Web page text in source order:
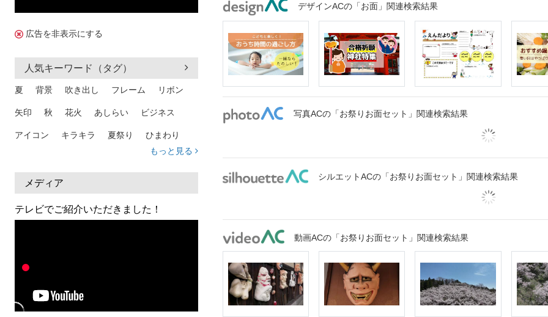
広告を非表示にする
人気キーワード（タグ）
夏 背景 吹き出し フレーム リボン
矢印 秋 花火 あしらい ビジネス
アイコン キラキラ 夏祭り ひまわり
熱中症
人物 暑中見舞い
日本地図 海
集中線
スケジュール
もっと見る
メディア
テレビでご紹介いただきました！
デザインACの「お面」関連検索結果
写真ACの「お祭りお面セット」関連検索結果
シルエットACの「お祭りお面セット」関連検索結果
動画ACの「お祭りお面セット」関連検索結果